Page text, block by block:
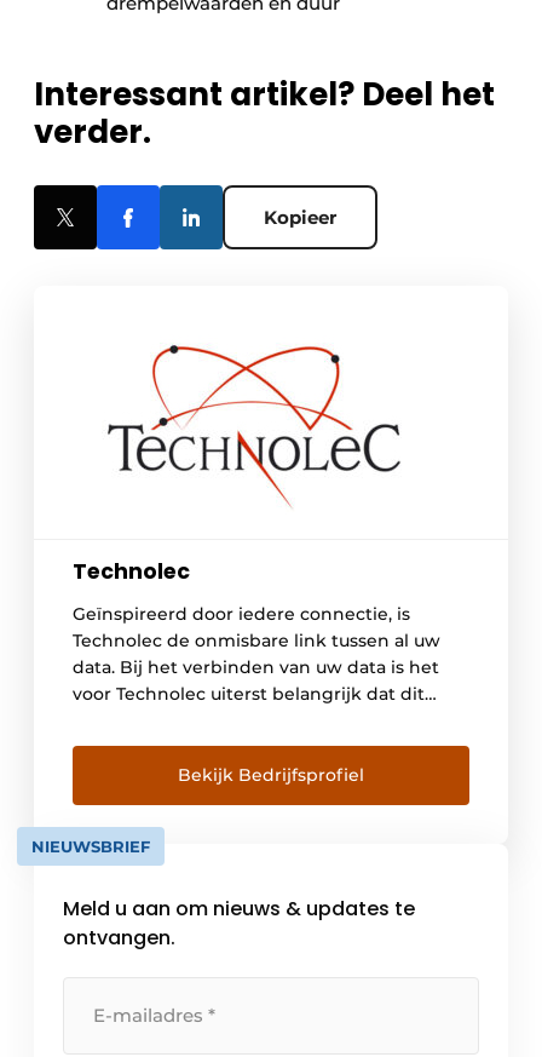
Interessant artikel? Deel het
verder.
Kopieer
Technolec
Geïnspireerd door iedere connectie, is
Technolec de onmisbare link tussen al uw
data. Bij het verbinden van uw data is het
voor Technolec uiterst belangrijk dat dit
Om dit te realiseren werkt Technolec samen
met Moxa. Technolec levert betrouwbare
netwerken die het mogelijk maakt om
toestellen te connecteren, te laten […]
Bekijk Bedrijfsprofiel
NIEUWSBRIEF
Meld u aan om nieuws & updates te
ontvangen.